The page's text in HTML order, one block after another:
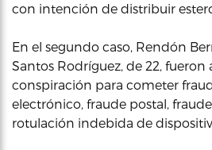
con intención de distribuir
En el segundo caso, Rendón
Santos Rodríguez, de 22, fueron
conspiración para cometer
electrónico, fraude postal,
rotulación indebida de